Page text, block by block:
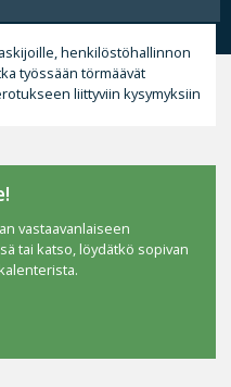
henkilöstöhallinnon
työssään törmäävät
liittyviin kysymyksiin
vastaavanlaiseen
tai katso, löydätkö sopivan